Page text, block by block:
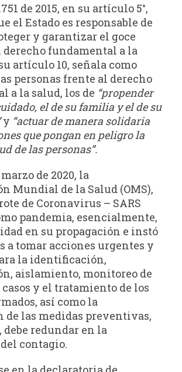
de 2015, en su artículo 5°,
el Estado es responsable de
y garantizar el goce
fundamental a la
artículo 10, señala como
personas frente al derecho
a la salud, los de “propender
el de su familia y el de su
y “actuar de manera solidaria
que pongan en peligro la
delas personas”.
marzo de 2020, la
Mundial de la Salud (OMS),
de Coronavirus – SARS
pandemia, esencialmente,
en su propagación e instó
a tomar acciones urgentes y
la identificación,
aislamiento, monitoreo de
y el tratamiento de los
así como la
las medidas preventivas,
debe redundar en la
contagio.